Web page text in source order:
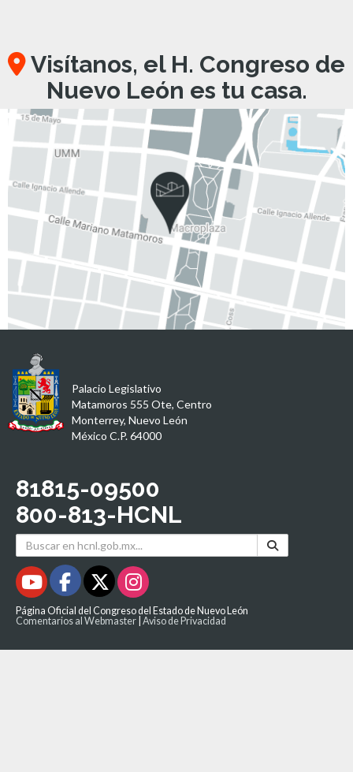
Visítanos, el H. Congreso de
Nuevo León es tu casa.
Palacio Legislativo
Matamoros 555 Ote, Centro
Monterrey, Nuevo León
México C.P. 64000
81815-09500
800-813-HCNL
Página Oficial del Congreso del Estado de Nuevo León
Comentarios al Webmaster Aviso de Privacidad